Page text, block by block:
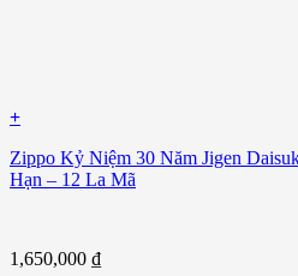
+
Zippo Kỷ Niệm 30 Năm Jigen
Hạn – 12 La Mã
1,650,000 ₫